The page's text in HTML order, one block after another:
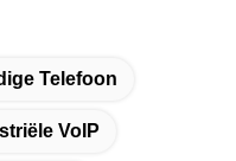
Telefoon
VoIP